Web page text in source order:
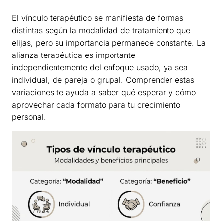
El vínculo terapéutico se manifiesta de formas
distintas según la modalidad de tratamiento que
elijas, pero su importancia permanece constante. La
alianza terapéutica es importante
independientemente del enfoque usado, ya sea
individual, de pareja o grupal. Comprender estas
variaciones te ayuda a saber qué esperar y cómo
aprovechar cada formato para tu crecimiento
personal.